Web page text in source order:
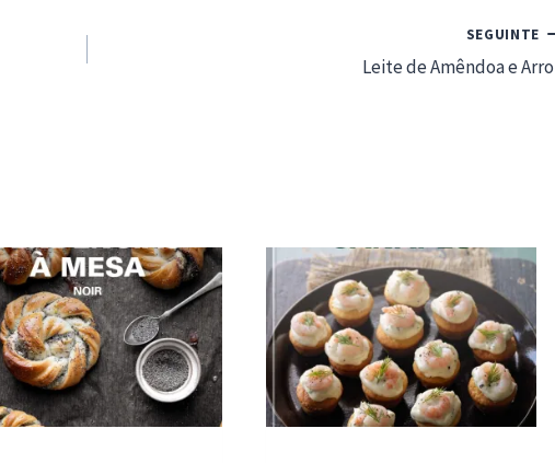
SEGUINTE
Leite de Amêndoa e